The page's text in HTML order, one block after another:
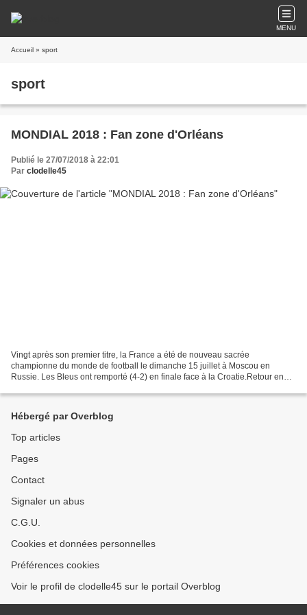
MENU
Accueil » sport
sport
MONDIAL 2018 : Fan zone d'Orléans
Publié le 27/07/2018 à 22:01
Par clodelle45
Vingt après son premier titre, la France a été de nouveau sacrée
championne du monde de football le dimanche 15 juillet à Moscou en
Russie. Les Bleus ont remporté (4-2) en finale face à la Croatie.Retour en
Hébergé par Overblog
Top articles
Pages
Contact
Signaler un abus
C.G.U.
Cookies et données personnelles
Préférences cookies
Voir le profil de clodelle45 sur le portail Overblog